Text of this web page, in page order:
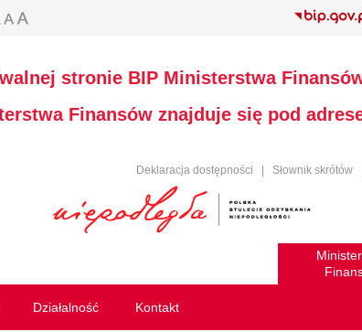
stronie BIP Ministerstwa
Finansów znajduje się pod
Deklaracja dostępności Słownik skrótów
Działalność Kontakt